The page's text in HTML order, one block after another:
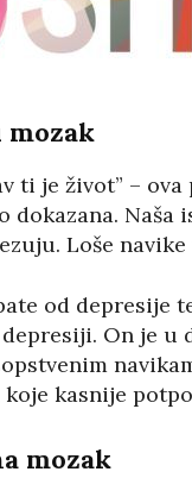
mozak
ti je život” –
dokazana.
Loše
od depresije
On je u
kasnije
mozak